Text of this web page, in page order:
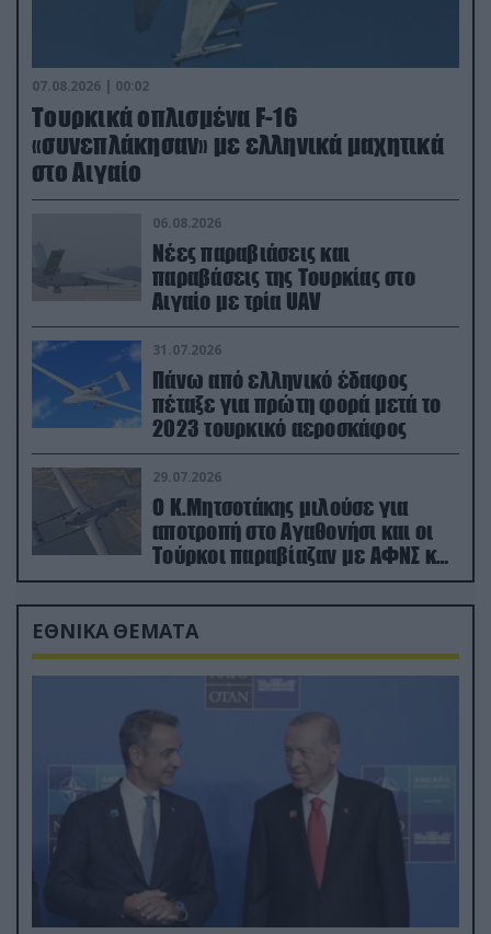
07.08.2026 | 00:02
Τουρκικά οπλισμένα F-16
«συνεπλάκησαν» με ελληνικά μαχητικά
στο Αιγαίο
06.08.2026
Νέες παραβιάσεις και
παραβάσεις της Τουρκίας στο
Αιγαίο με τρία UAV
31.07.2026
Πάνω από ελληνικό έδαφος
πέταξε για πρώτη φορά μετά το
2023 τουρκικό αεροσκάφος
29.07.2026
Ο Κ.Μητσοτάκης μιλούσε για
αποτροπή στο Αγαθονήσι και οι
Τούρκοι παραβίαζαν με ΑΦΝΣ και
drone
ΕΘΝΙΚΑ ΘΕΜΑΤΑ